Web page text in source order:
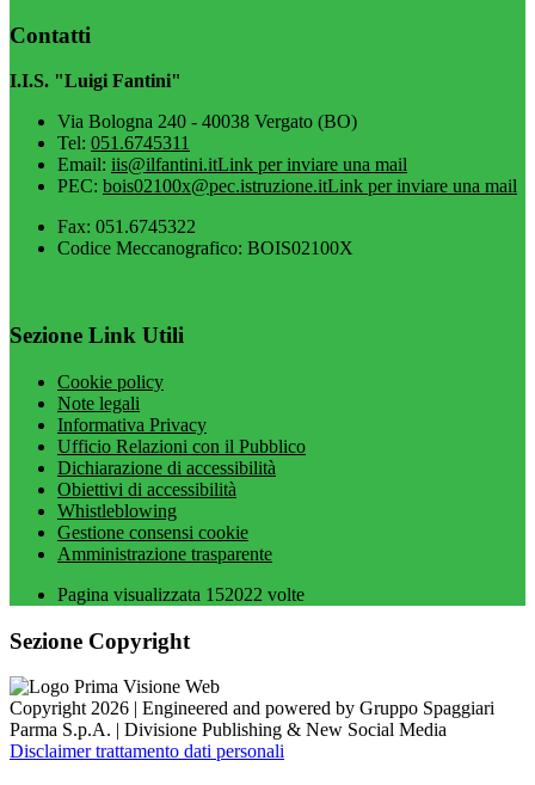
Contatti
I.I.S. "Luigi Fantini"
Via Bologna 240 - 40038 Vergato (BO)
Tel: 051.6745311
Email: iis@ilfantini.itLink per inviare una mail
PEC: bois02100x@pec.istruzione.itLink per inviare una mail
Fax: 051.6745322
Codice Meccanografico: BOIS02100X
Sezione Link Utili
Cookie policy
Note legali
Informativa Privacy
Ufficio Relazioni con il Pubblico
Dichiarazione di accessibilità
Obiettivi di accessibilità
Whistleblowing
Gestione consensi cookie
Amministrazione trasparente
Pagina visualizzata 152022 volte
Sezione Copyright
Copyright 2026 | Engineered and powered by Gruppo Spaggiari
Parma S.p.A. | Divisione Publishing & New Social Media
Disclaimer trattamento dati personali